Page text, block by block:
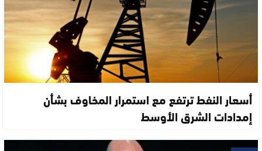
أسعار النفط ترتفع مع استمرار المخاوف بشأن
إمدادات الشرق الأوسط